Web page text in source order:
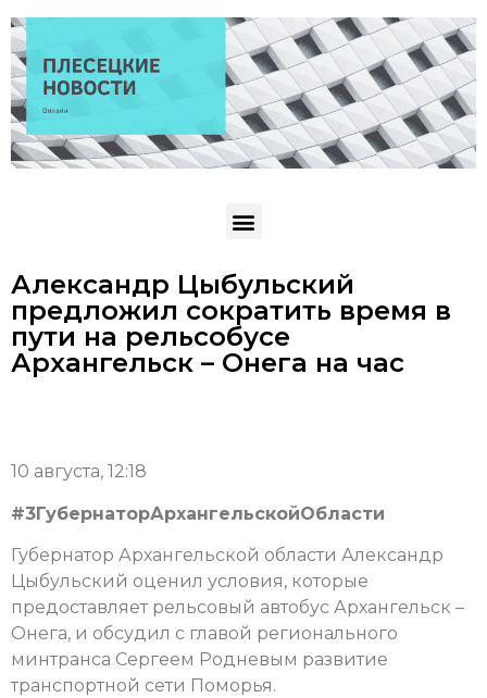
Александр Цыбульский
предложил сократить время в
пути на рельсобусе
Архангельск – Онега на час
10 августа, 12:18
#3ГубернаторАрхангельскойОбласти
Губернатор Архангельской области Александр
Цыбульский оценил условия, которые
предоставляет рельсовый автобус Архангельск –
Онега, и обсудил с главой регионального
минтранса Сергеем Родневым развитие
транспортной сети Поморья.